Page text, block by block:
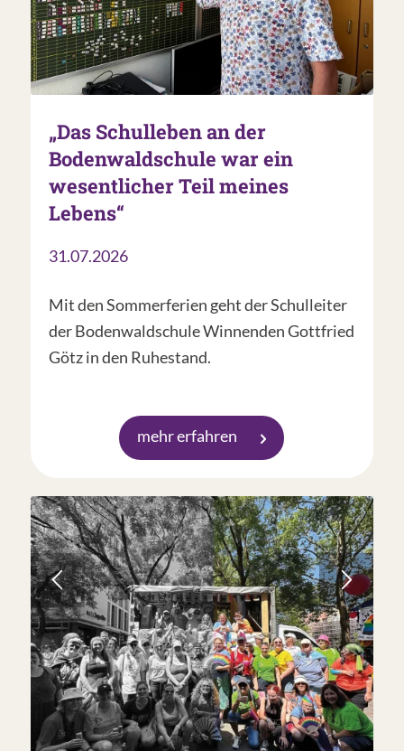
„Das Schulleben an der
Bodenwaldschule war ein
wesentlicher Teil meines
Lebens“
31.07.2026
Mit den Sommerferien geht der Schulleiter
der Bodenwaldschule Winnenden Gottfried
Götz in den Ruhestand.
mehr erfahren